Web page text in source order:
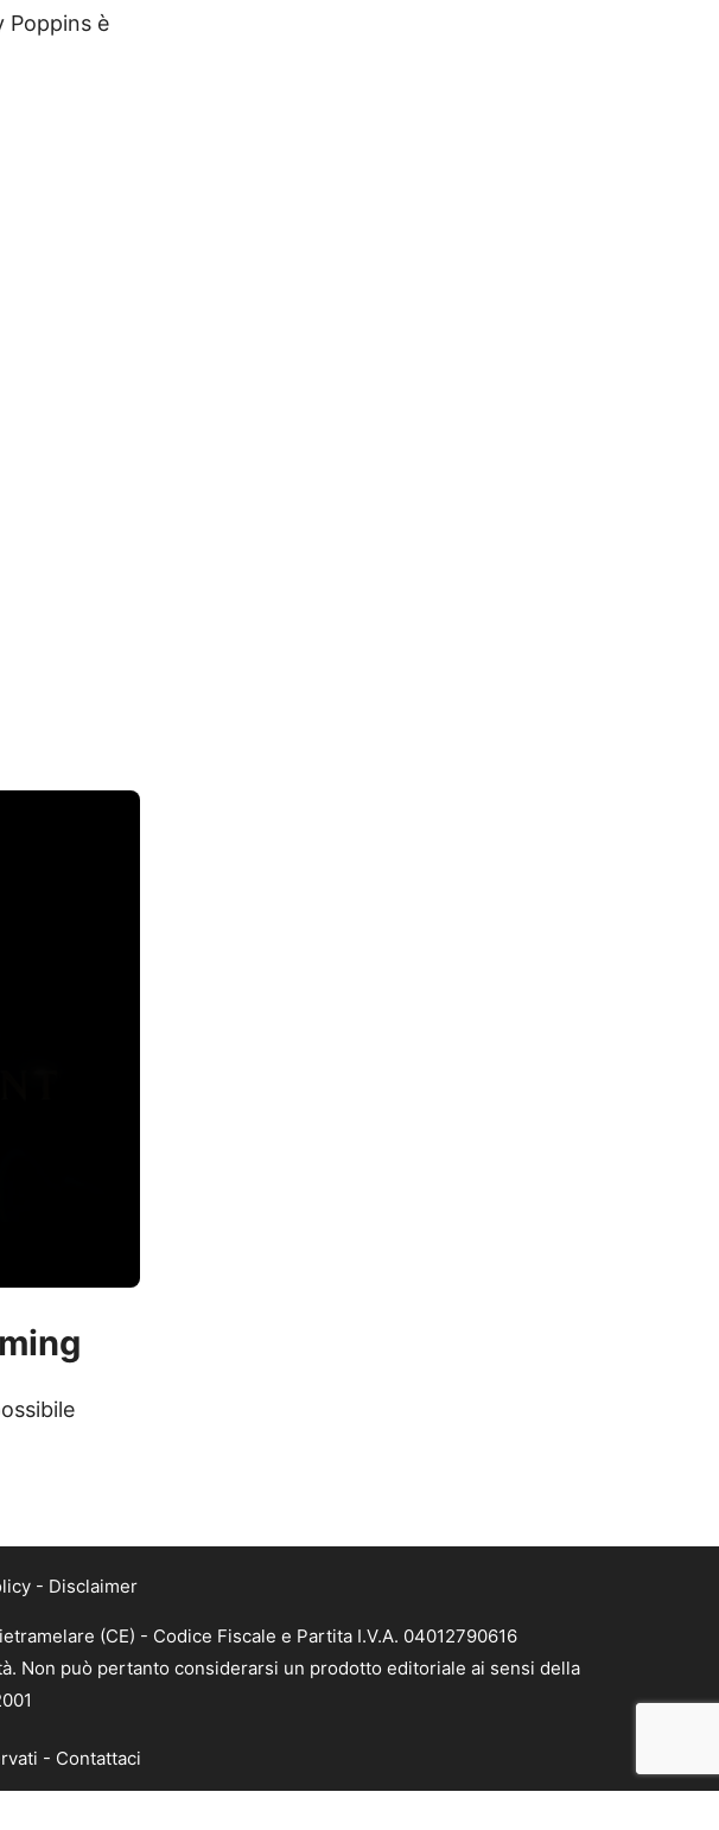
Poppins è
- Disclaimer
(CE) - Codice Fiscale e Partita I.V.A. 04012790616
Non può pertanto considerarsi un prodotto editoriale ai sensi della
- Contattaci